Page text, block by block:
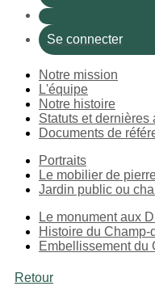
Se connecter
Notre mission
L'équipe
Notre histoire
Statuts et
Documents de
Portraits
Le mobilier de
Jardin public ou
Le monument aux
Histoire du Champ-
Embellissement du
Retour